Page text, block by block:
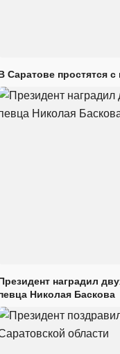
Саратове простятся
наградил
Николая Баскова